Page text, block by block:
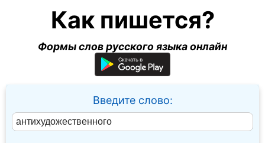
Как пишется?
Формы слов русского языка онлайн
Введите слово: